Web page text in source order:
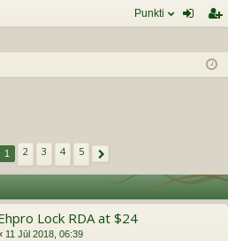
Punkti
ist
1 2 3 4
5
Nākošais
Lock RDA at $24
11 Jūl 2018, 06:39